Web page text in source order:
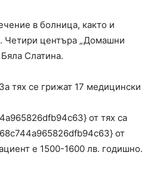
в болница, както и
Четири центъра „Домашни
Слатина.
тях се грижат 17 медицински
от тях са
от
е 1500-1600 лв. годишно.